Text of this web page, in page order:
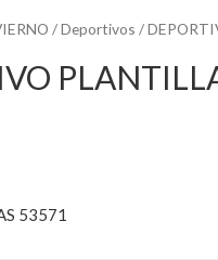
/Deportivos /
53571